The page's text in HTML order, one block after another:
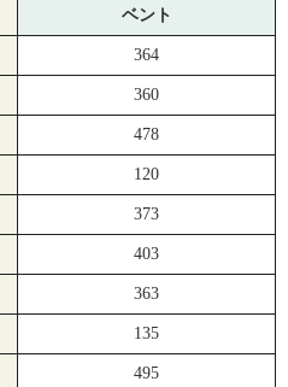
ベント
364
360
478
120
373
403
363
135
495